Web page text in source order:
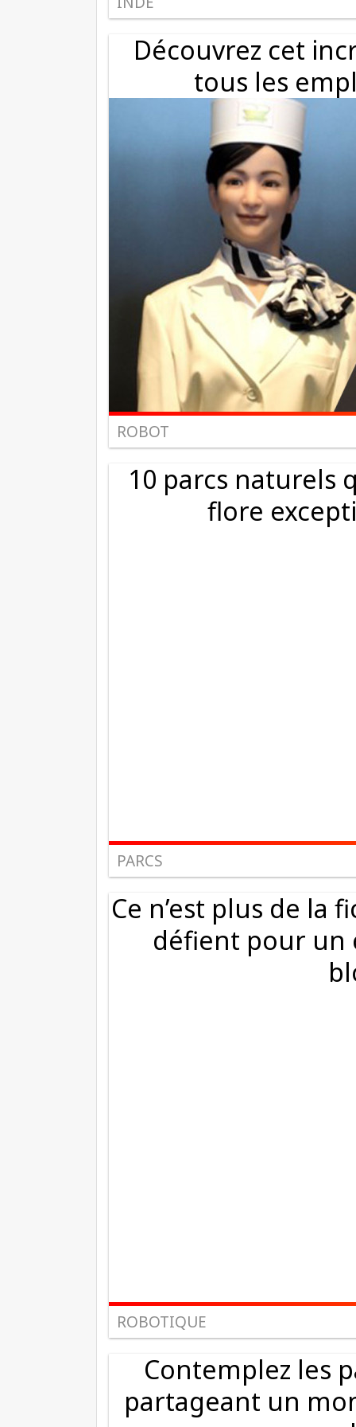
Découvrez cet
tous les
ROBOT
10 parcs naturels
flore
PARCS
Ce n’est plus de la
défient pour un
ROBOTIQUE
Contemplez les
partageant un